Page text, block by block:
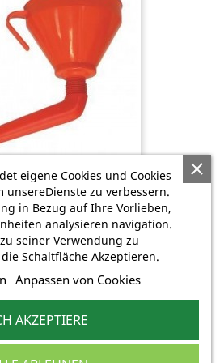
Plastique Orange...
€Preis
6,42 €
eigene Cookies und Cookies
zu verbessern.
in Bezug auf Ihre Vorlieben,
analysieren navigation.
seiner Verwendung zu
Schaltfläche Akzeptieren.
Anpassen von Cookies
AKZEPTIERE